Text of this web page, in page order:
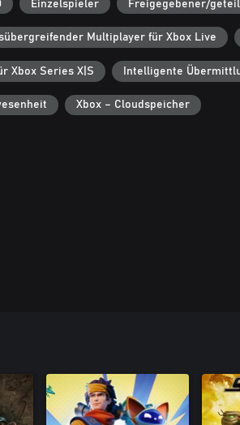
Einzelspieler Freigegebener/
Multiplayer für Xbox Live
Xbox Series X|S Intelligente
Xbox – Cloudspeicher